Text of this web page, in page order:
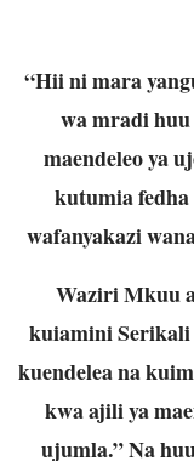
“Hii ni mara
wa mradi
maendeleo ya
kutumia fedha
wafanyakazi
Waziri Mkuu
kuiamini Serikali
kuendelea na
kwa ajili ya
ujumla.” Na